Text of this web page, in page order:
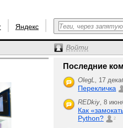
Яндекс
Войти
Последние
OlegL, 17
Перекличка
REDkiy, 8
Как
Python?
2